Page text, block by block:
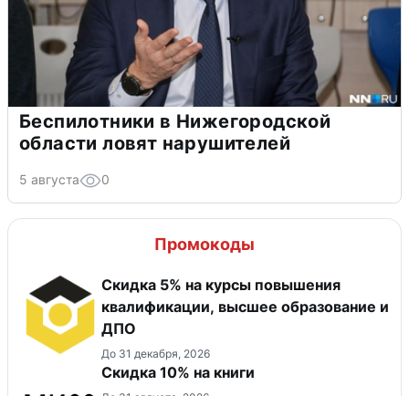
Беспилотники в Нижегородской
области ловят нарушителей
5 августа 0
Промокоды
Скидка 5% на курсы повышения
квалификации, высшее образование и
ДПО
До 31 декабря, 2026
Скидка 10% на книги